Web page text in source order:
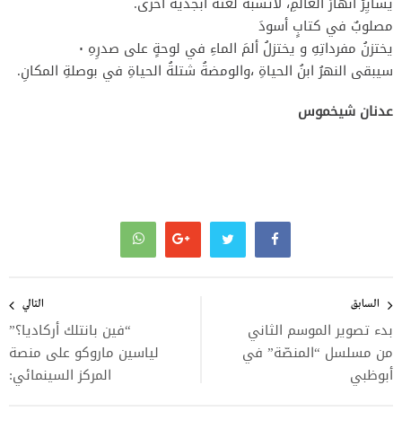
مصلوبٌ في كتابٍ أسودَ
يختزنُ مفرداتِهِ و يختزلُ ألمَ الماءِ في لوحةٍ على صدرِهِ ٠
سيبقى النهرُ ابنُ الحياةِ ،والومضةُ شتلةُ الحياةِ في بوصلةِ المكانِ.
عدنان شيخموس
المقالات
السابق
بدء تصوير الموسم الثاني
من مسلسل “المنصّة” في
أبوظبي
التالي
“فين بانتلك أركاديا؟”
لياسين ماروكو على منصة
المركز السينمائي: